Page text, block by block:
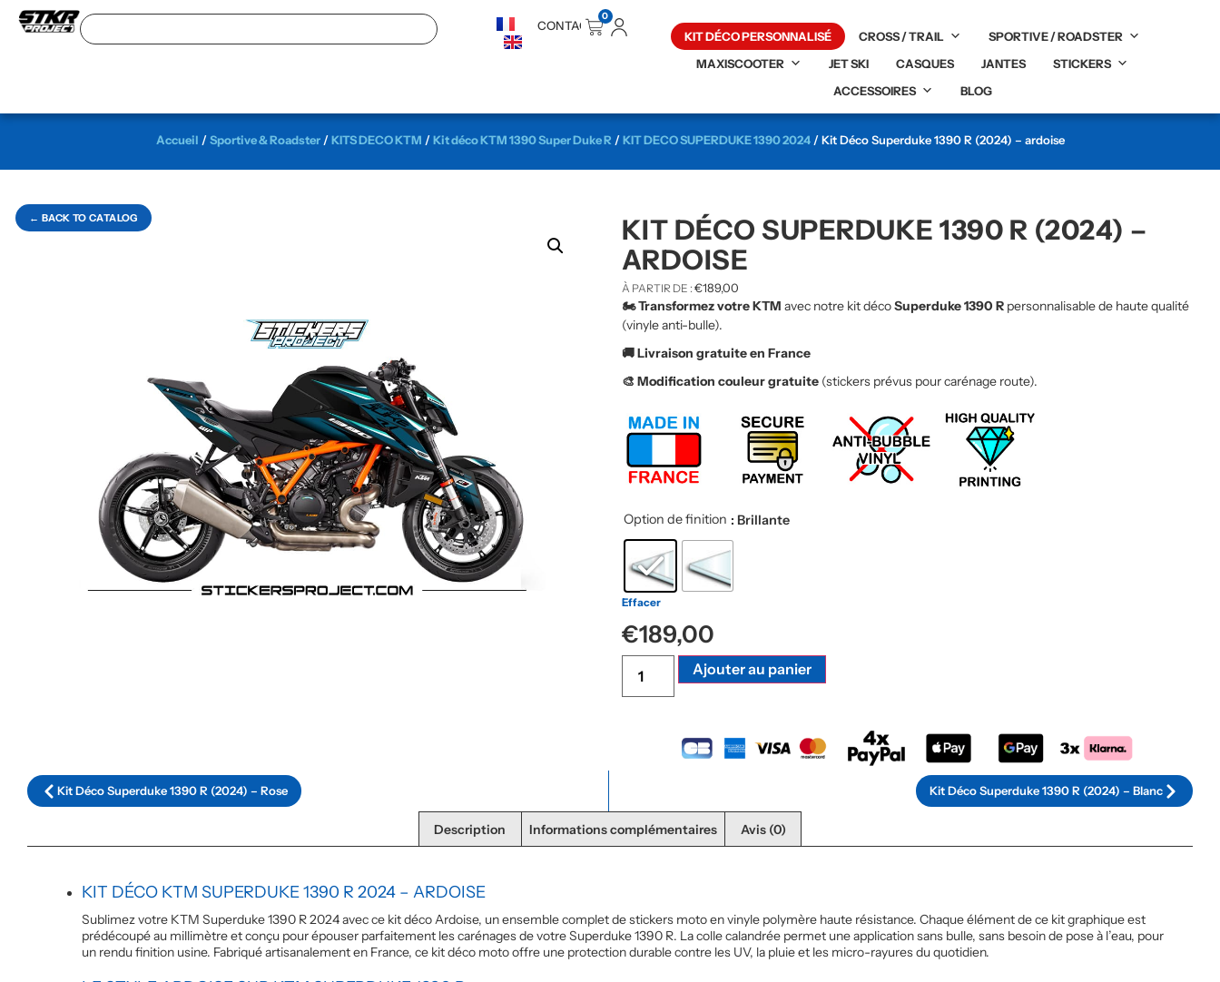
CONTACT
0
KIT DÉCO PERSONNALISÉ CROSS / TRAIL
SPORTIVE / ROADSTER
MAXISCOOTER
JET SKI CASQUES JANTES
STICKERS
ACCESSOIRES
BLOG
← BACK TO CATALOG
Accueil /Sportive & Roadster/KITS DECO KTM /Kit déco KTM 1390 Super Duke R /KIT DECO SUPERDUKE 1390 2024/ Kit Déco Superduke 1390 R (2024) – ardoise
KIT DÉCO SUPERDUKE 1390 R (2024) –
ARDOISE
À PARTIR DE : €189,00
🏍️ Transformez votre KTM avec notre kit décoSuperduke 1390 R personnalisable de haute qualité
(vinyle anti-bulle).
🚚 Livraison gratuite en France
🎨 Modification couleur gratuite (stickers prévus pour carénage route).
Option de finition : Brillante
Effacer
€189,00
Ajouter au panier
Kit Déco Superduke 1390 R (2024) – Rose Kit Déco Superduke 1390 R (2024) – Blanc
Description Informations complémentaires Avis (0)
KIT DÉCO KTM SUPERDUKE 1390 R 2024 – ARDOISE
Sublimez votre KTM Superduke 1390 R 2024 avec ce kit déco Ardoise, un ensemble complet de stickers moto en vinyle polymère haute résistance. Chaque élément de ce kit graphique est
prédécoupé au millimètre et conçu pour épouser parfaitement les carénages de votre Superduke 1390 R. La colle calandrée permet une application sans bulle, sans besoin de pose à l’eau, pour
un rendu finition usine. Fabriqué artisanalement en France, ce kit déco moto offre une protection durable contre les UV, la pluie et les micro-rayures du quotidien.